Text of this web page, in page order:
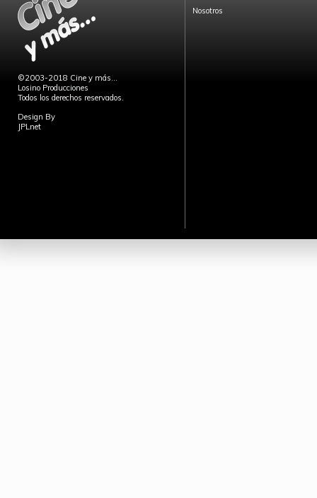
©2003-2018 Cine y más...
Losino Producciones
Todos los derechos reservados.
Design By
JPLnet
Nosotros